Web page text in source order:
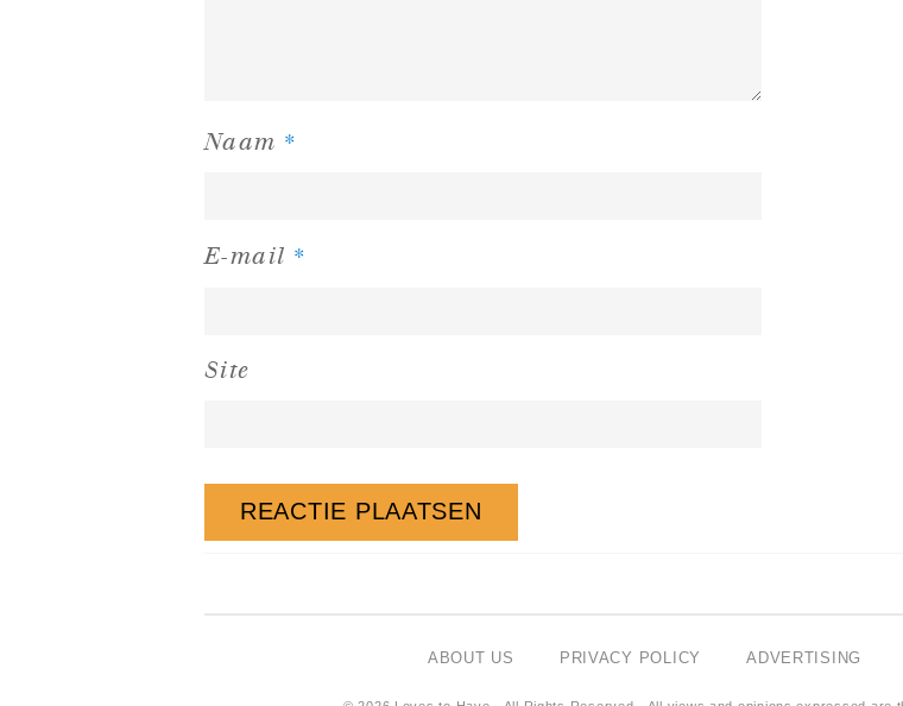
Naam *
E-mail *
Site
ABOUT US PRIVACY POLICY ADVERTISING